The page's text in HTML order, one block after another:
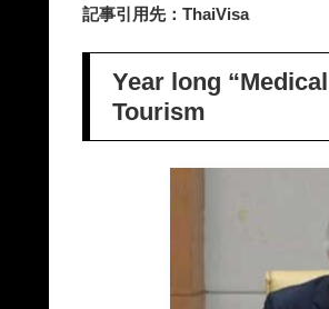
記事引用先：ThaiVisa
Year long
Tourism